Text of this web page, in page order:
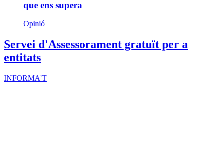
que ens supera
Opinió
Servei d'Assessorament gratuït per a
entitats
INFORMA'T